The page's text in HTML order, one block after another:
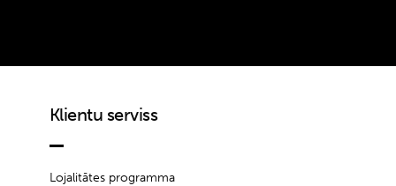
Klientu serviss
Lojalitātes programma